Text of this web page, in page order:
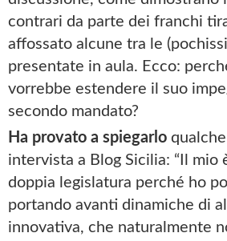
contrari da parte dei franchi
affossato alcune tra le
presentate in aula. Ecco:
vorrebbe estendere il suo
secondo mandato?
Ha provato a spiegarlo
intervista a Blog Sicilia: “Il mio
doppia legislatura perché ho
portando avanti dinamiche di
innovativa, che naturalmente